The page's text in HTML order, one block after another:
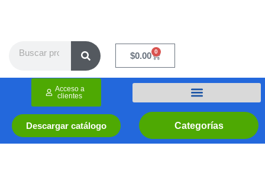
$0.00 0
Cart
Categorías
Descargar catálogo
Acceso a
clientes